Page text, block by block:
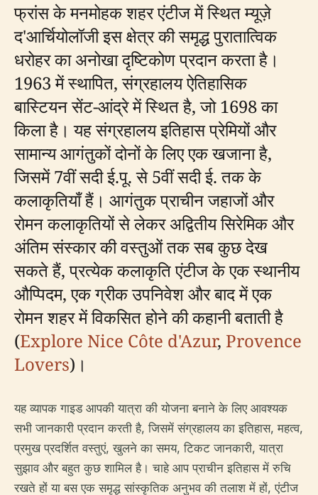
फ्रांस के मनमोहक शहर एंटीज में स्थित म्यूज़े
द'आर्चियोलॉजी इस क्षेत्र की समृद्ध पुरातात्विक
धरोहर का अनोखा दृष्टिकोण प्रदान करता है।
1963 में स्थापित, संग्रहालय ऐतिहासिक
बास्टियन सेंट-आंद्रे में स्थित है, जो 1698 का
किला है। यह संग्रहालय इतिहास प्रेमियों और
सामान्य आगंतुकों दोनों के लिए एक खजाना है,
जिसमें 7वीं सदी ई.पू. से 5वीं सदी ई. तक के
कलाकृतियाँ हैं। आगंतुक प्राचीन जहाजों और
रोमन कलाकृतियों से लेकर अद्वितीय सिरेमिक और
अंतिम संस्कार की वस्तुओं तक सब कुछ देख
सकते हैं, प्रत्येक कलाकृति एंटीज के एक स्थानीय
औप्पिदम, एक ग्रीक उपनिवेश और बाद में एक
रोमन शहर में विकसित होने की कहानी बताती है
(Explore Nice Côte d'Azur, Provence
Lovers)।
यह व्यापक गाइड आपकी यात्रा की योजना बनाने के लिए आवश्यक
सभी जानकारी प्रदान करती है, जिसमें संग्रहालय का इतिहास, महत्व,
प्रमुख प्रदर्शित वस्तुएं, खुलने का समय, टिकट जानकारी, यात्रा
सुझाव और बहुत कुछ शामिल है। चाहे आप प्राचीन इतिहास में रुचि
रखते हों या बस एक समृद्ध सांस्कृतिक अनुभव की तलाश में हों, एंटीज